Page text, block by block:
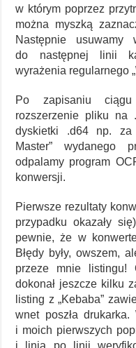
w którym poprzez
można myszką
Następnie usuwamy
do następnej linii
wyrażenia regularnego
Po zapisaniu
rozszerzenie pliku na
dyskietki .d64 np. za
Master” wydanego
odpalamy program
konwersji.
Pierwsze rezultaty
przypadku okazały
pewnie, że w
Błędy były, owszem,
przeze mnie listingu!
dokonał jeszcze kilku
listing z „Kebaba”
wnet poszła
i moich pierwszych
i linia po linii